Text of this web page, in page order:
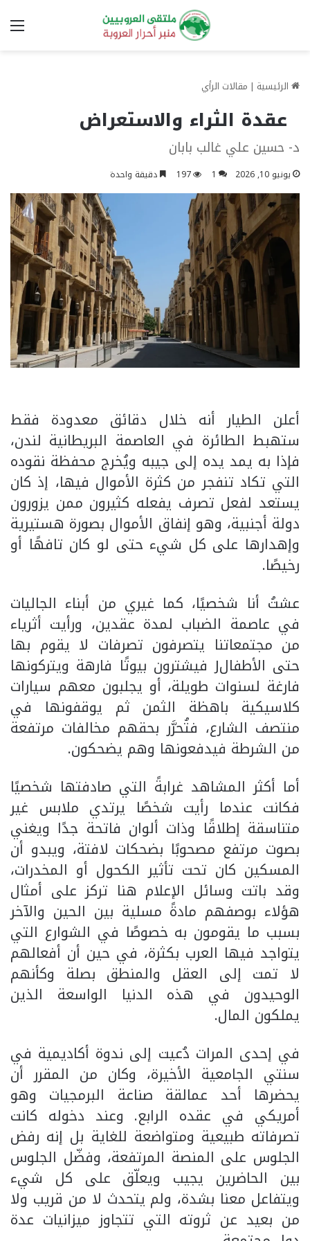
الرئيسية | مقالات الرأي
عقدة الثراء والاستعراض
د- حسين علي غالب بابان
يونيو 10, 2026 1
197 دقيقة واحدة
أعلن الطيار أنه خلال دقائق معدودة فقط
ستهبط الطائرة في العاصمة البريطانية لندن،
فإذا به يمد يده إلى جيبه ويُخرج محفظة نقوده
التي تكاد تنفجر من كثرة الأموال فيها، إذ كان
يستعد لفعل تصرف يفعله كثيرون ممن يزورون
دولة أجنبية، وهو إنفاق الأموال بصورة هستيرية
وإهدارها على كل شيء حتى لو كان تافهًا أو
رخيصًا.
عشتُ أنا شخصيًا، كما غيري من أبناء الجاليات
في عاصمة الضباب لمدة عقدين، ورأيت أثرياء
من مجتمعاتنا يتصرفون تصرفات لا يقوم بها
حتى الأطفالJ فيشترون بيوتًا فارهة ويتركونها
فارغة لسنوات طويلة، أو يجلبون معهم سيارات
كلاسيكية باهظة الثمن ثم يوقفونها في
منتصف الشارع، فتُحرَّر بحقهم مخالفات مرتفعة
من الشرطة فيدفعونها وهم يضحكون.
أما أكثر المشاهد غرابةً التي صادفتها شخصيًا
فكانت عندما رأيت شخصًا يرتدي ملابس غير
متناسقة إطلاقًا وذات ألوان فاتحة جدًا ويغني
بصوت مرتفع مصحوبًا بضحكات لافتة، ويبدو أن
المسكين كان تحت تأثير الكحول أو المخدرات،
وقد باتت وسائل الإعلام هنا تركز على أمثال
هؤلاء بوصفهم مادةً مسلية بين الحين والآخر
بسبب ما يقومون به خصوصًا في الشوارع التي
يتواجد فيها العرب بكثرة، في حين أن أفعالهم
لا تمت إلى العقل والمنطق بصلة وكأنهم
الوحيدون في هذه الدنيا الواسعة الذين
يملكون المال.
في إحدى المرات دُعيت إلى ندوة أكاديمية في
سنتي الجامعية الأخيرة، وكان من المقرر أن
يحضرها أحد عمالقة صناعة البرمجيات وهو
أمريكي في عقده الرابع. وعند دخوله كانت
تصرفاته طبيعية ومتواضعة للغاية بل إنه رفض
الجلوس على المنصة المرتفعة، وفضّل الجلوس
بين الحاضرين يجيب ويعلّق على كل شيء
ويتفاعل معنا بشدة، ولم يتحدث لا من قريب ولا
من بعيد عن ثروته التي تتجاوز ميزانيات عدة